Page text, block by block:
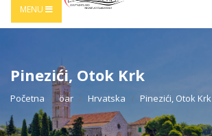
MENU
Pinezići, Otok Krk
Početna öar Hrvatska Pinezići, Otok Krk